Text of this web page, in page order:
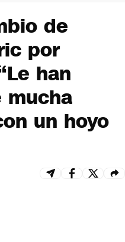
de
por
han
mucha
un hoyo